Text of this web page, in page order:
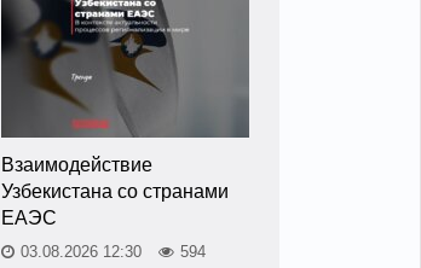
Взаимодействие
Узбекистана со странами
ЕАЭС
03.08.2026 12:30 594